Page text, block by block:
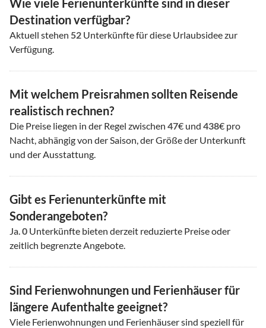
Destination verfügbar?
Aktuell stehen 52 Unterkünfte für diese Urlaubsidee zur
Verfügung.
Mit welchem Preisrahmen sollten Reisende
realistisch rechnen?
Die Preise liegen in der Regel zwischen 47€ und 438€ pro
Nacht, abhängig von der Saison, der Größe der Unterkunft
und der Ausstattung.
Gibt es Ferienunterkünfte mit
Sonderangeboten?
Ja. 0 Unterkünfte bieten derzeit reduzierte Preise oder
zeitlich begrenzte Angebote.
Sind Ferienwohnungen und Ferienhäuser für
längere Aufenthalte geeignet?
Viele Ferienwohnungen und Ferienhäuser sind speziell für